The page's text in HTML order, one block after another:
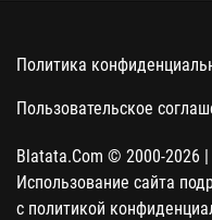
Политика
Пользовательское
Blatata.Com © 2000-2026
Использование сайта
с политикой